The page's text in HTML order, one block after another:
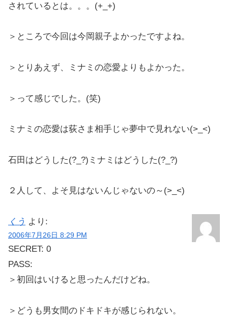
されているとは。。。(+_+)
＞ところで今回は今岡親子よかったですよね。
＞とりあえず、ミナミの恋愛よりもよかった。
＞って感じでした。(笑)
ミナミの恋愛は荻さま相手じゃ夢中で見れない(>_<)
石田はどうした(?_?)ミナミはどうした(?_?)
２人して、よそ見はないんじゃないの～(>_<)
くう より:
2006年7月26日 8:29 PM
SECRET: 0
PASS:
＞初回はいけると思ったんだけどね。
＞どうも男女間のドキドキが感じられない。